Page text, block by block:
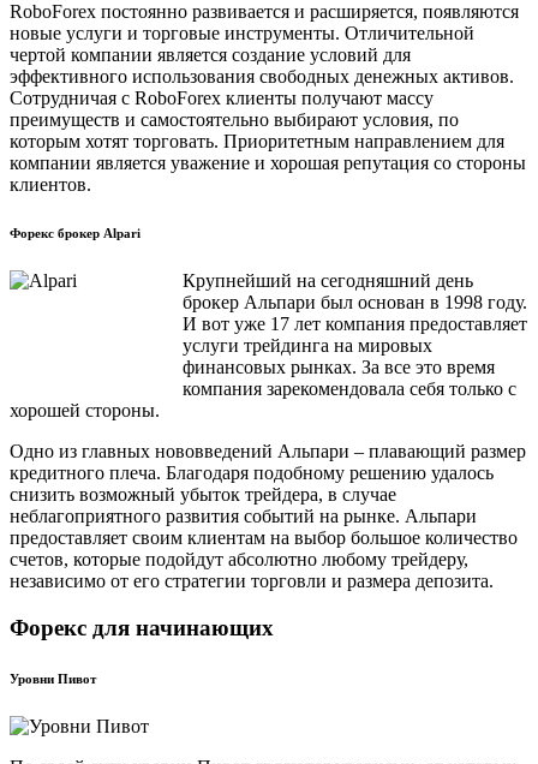
RoboForex постоянно развивается и расширяется, появляются
новые услуги и торговые инструменты. Отличительной
чертой компании является создание условий для
эффективного использования свободных денежных активов.
Сотрудничая с RoboForex клиенты получают массу
преимуществ и самостоятельно выбирают условия, по
которым хотят торговать. Приоритетным направлением для
компании является уважение и хорошая репутация со стороны
клиентов.
Форекс брокер Alpari
Крупнейший на сегодняшний день
брокер Альпари был основан в 1998 году.
И вот уже 17 лет компания предоставляет
услуги трейдинга на мировых
финансовых рынках. За все это время
компания зарекомендовала себя только с
хорошей стороны.
Одно из главных нововведений Альпари – плавающий размер
кредитного плеча. Благодаря подобному решению удалось
снизить возможный убыток трейдера, в случае
неблагоприятного развития событий на рынке. Альпари
предоставляет своим клиентам на выбор большое количество
счетов, которые подойдут абсолютно любому трейдеру,
независимо от его стратегии торговли и размера депозита.
Форекс для начинающих
Уровни Пивот